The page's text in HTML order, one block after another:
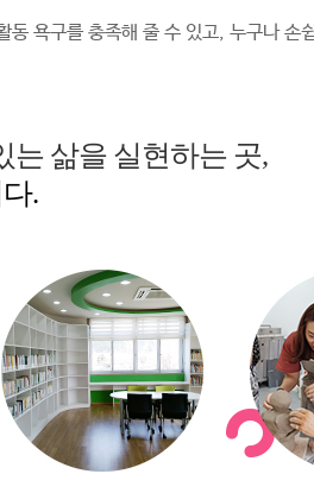
욕구를 충족해 줄 수 있고, 누구나 손
는 삶을 실현하는 곳,
.